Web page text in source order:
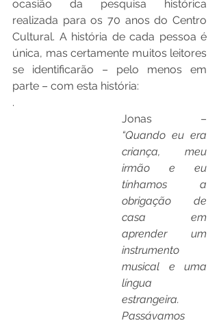
ocasião da pesquisa histórica
realizada para os 70 anos do Centro
Cultural. A história de cada pessoa é
única, mas certamente muitos leitores
se identificarão – pelo menos em
parte – com esta história:
.
“Quando eu era
criança, meu
irmão e eu
tínhamos a
obrigação de
casa em
aprender um
instrumento
musical e uma
língua
estrangeira.
Passávamos